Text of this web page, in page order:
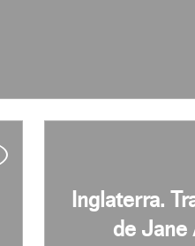
Inglaterra.
de Jane